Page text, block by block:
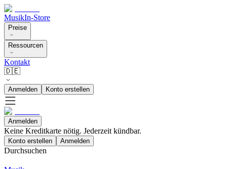
MusikIn-Store
Preise
Ressourcen
Kontakt
🇩🇪
Anmelden Konto erstellen
Anmelden
Keine Kreditkarte nötig. Jederzeit kündbar.
Konto erstellen Anmelden
Durchsuchen